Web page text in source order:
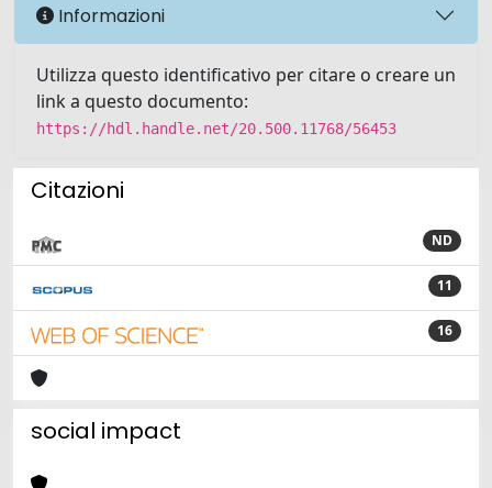
Informazioni
Utilizza questo identificativo per citare o creare un
link a questo documento:
https://hdl.handle.net/20.500.11768/56453
Citazioni
ND
11
16
social impact